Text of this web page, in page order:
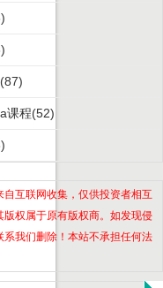
课程(52)
自互联网收集，仅供投资者相互
版权属于原有版权商。如发现侵
系我们删除！本站不承担任何法